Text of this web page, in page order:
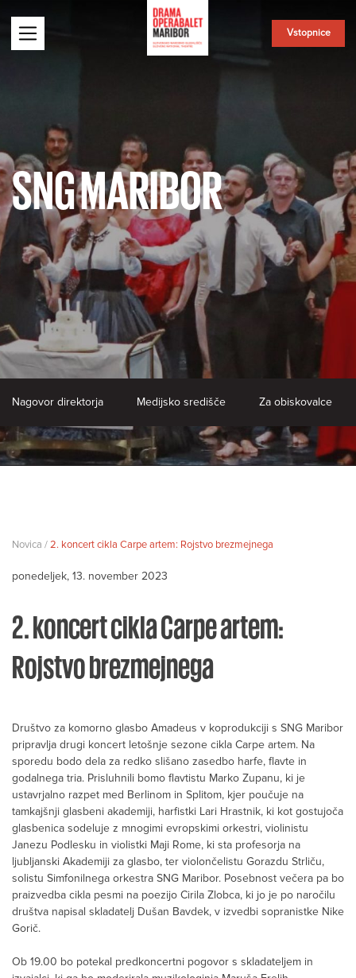
Vstopnice
SNG MARIBOR
Nagovor direktorja Medijsko središče Za obiskovalce
Novica /2. koncert cikla Carpe artem: Rojstvo brezmejnega
ponedeljek, 13. november 2023
2. koncert cikla Carpe artem:
Rojstvo brezmejnega
Društvo za komorno glasbo Amadeus v koprodukciji s SNG Maribor
pripravlja drugi koncert letošnje sezone cikla Carpe artem. Na
sporedu bodo dela za redko slišano zasedbo harfe, flavte in
godalnega tria. Prisluhnili bomo flavtistu Marko Zupanu, ki je
ustavrjalno razpet med Berlinom in Splitom, kjer poučuje na
tamkajšnji glasbeni akademiji, harfistki Lari Hrastnik, ki kot gostujoča
glasbenica sodeluje z mnogimi evropskimi orkestri, violinistu
Janezu Podlesku in violistki Maji Rome, ki sta profesorja na
ljubljanski Akademiji za glasbo, ter violončelistu Gorazdu Strliču,
solistu Simfonilnega orkestra SNG Maribor. Posebnost večera pa bo
praizvedba cikla pesmi na poezijo Cirila Zlobca, ki jo je po naročilu
društva napisal skladatelj Dušan Bavdek, v izvedbi sopranistke Nike
Gorič.
Ob 19.00 bo potekal predkoncertni pogovor s skladateljem in